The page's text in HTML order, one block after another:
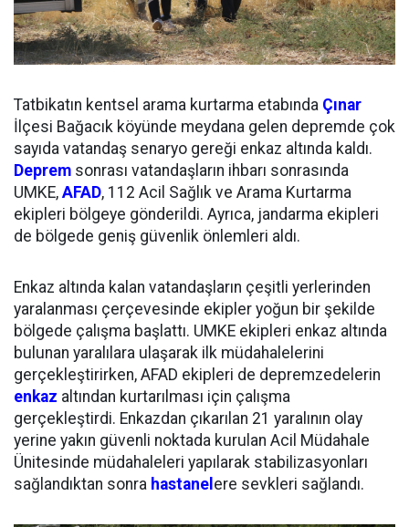
Tatbikatın kentsel arama kurtarma etabında Çınar
İlçesi Bağacık köyünde meydana gelen depremde çok
sayıda vatandaş senaryo gereği enkaz altında kaldı.
Deprem sonrası vatandaşların ihbarı sonrasında
UMKE, AFAD, 112 Acil Sağlık ve Arama Kurtarma
ekipleri bölgeye gönderildi. Ayrıca, jandarma ekipleri
de bölgede geniş güvenlik önlemleri aldı.
Enkaz altında kalan vatandaşların çeşitli yerlerinden
yaralanması çerçevesinde ekipler yoğun bir şekilde
bölgede çalışma başlattı. UMKE ekipleri enkaz altında
bulunan yaralılara ulaşarak ilk müdahalelerini
gerçekleştirirken, AFAD ekipleri de depremzedelerin
enkaz altından kurtarılması için çalışma
gerçekleştirdi. Enkazdan çıkarılan 21 yaralının olay
yerine yakın güvenli noktada kurulan Acil Müdahale
Ünitesinde müdahaleleri yapılarak stabilizasyonları
sağlandıktan sonra hastanel ere sevkleri sağlandı.